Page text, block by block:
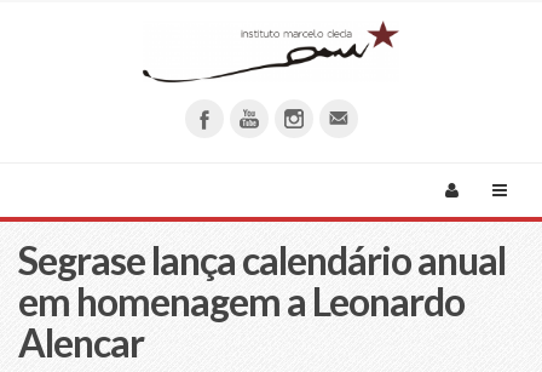
Segrase lança calendário anual
em homenagem a Leonardo
Alencar